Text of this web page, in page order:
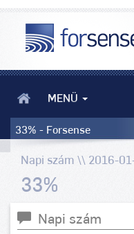
MENÜ
33% - Forsense
Napi szám \\ 2016-
33%
Napi szám